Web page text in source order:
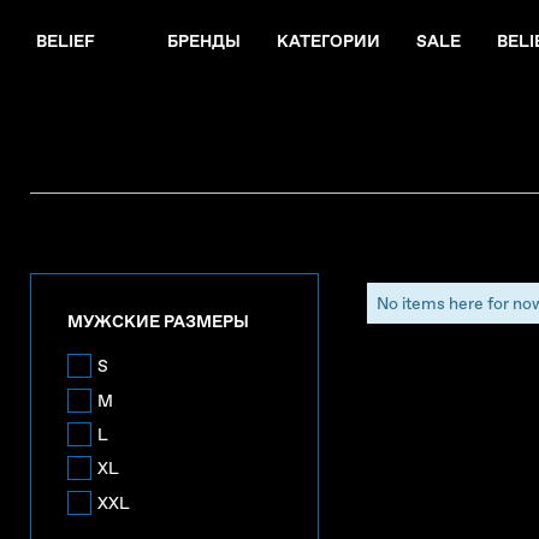
BELIEF БРЕНДЫ КАТЕГОРИИ SALE
МУЖСКИЕ РАЗМЕРЫ
S
M
L
XL
XXL
No items here for